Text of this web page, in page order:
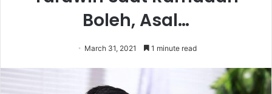
Boleh, Asal…
March 31, 2021 1 minute read